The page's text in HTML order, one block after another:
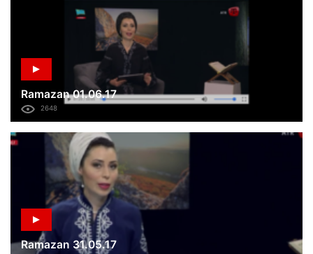
Ramazan 01.06.17
2648
Ramazan 31.05.17